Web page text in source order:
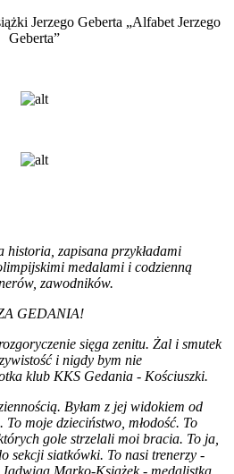
Jerzego Geberta „Alfabet Jerzego
Geberta”
historia, zapisana przykładami
medalami i codzienną
zawodników.
GEDANIA!
sięga zenitu. Żal i smutek
i nigdy bym nie
klub KKS Gedania - Kościuszki.
Byłam z jej widokiem od
To moje dzieciństwo, młodość. To
gole strzelali moi bracia. To ja,
sekcji siatkówki. To nasi trenerzy -
Marko-Książek - medalistka